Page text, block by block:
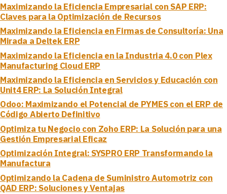
Maximizando la Eficiencia Empresarial con SAP ERP:
Claves para la Optimización de Recursos
Maximizando la Eficiencia en Firmas de Consultoría: Una
Mirada a Deltek ERP
Maximizando la Eficiencia en la Industria 4.0 con Plex
Manufacturing Cloud ERP
Maximizando la Eficiencia en Servicios y Educación con
Unit4 ERP: La Solución Integral
Odoo: Maximizando el Potencial de PYMES con el ERP de
Código Abierto Definitivo
Optimiza tu Negocio con Zoho ERP: La Solución para una
Gestión Empresarial Eficaz
Optimización Integral: SYSPRO ERP Transformando la
Manufactura
Optimizando la Cadena de Suministro Automotriz con
QAD ERP: Soluciones y Ventajas